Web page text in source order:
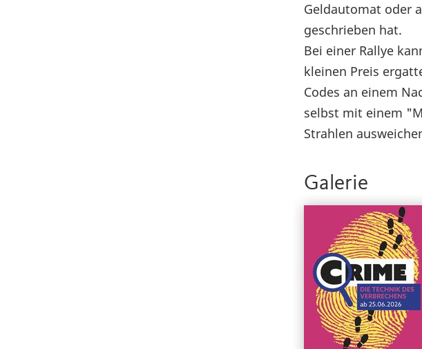
Geldautomat oder
geschrieben hat.
Bei einer Rallye
kleinen Preis
Codes an einem
selbst mit einem
Strahlen
Galerie